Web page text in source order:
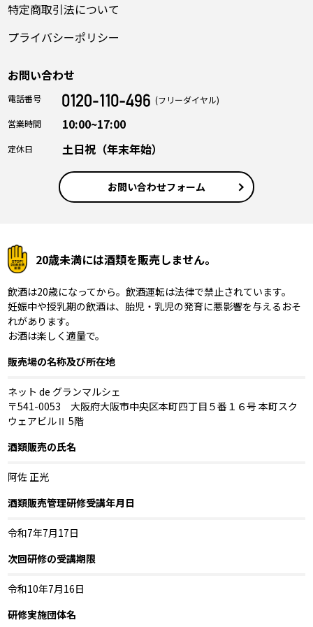
特定商取引法について
プライバシーポリシー
お問い合わせ
電話番号
(フリーダイヤル)
営業時間
10:00~17:00
定休日 土日祝（年末年始）
お問い合わせフォーム
20歳未満には酒類を販売しません。
飲酒は20歳になってから。飲酒運転は法律で禁止されています。
妊娠中や授乳期の飲酒は、胎児・乳児の発育に悪影響を与えるおそ
れがあります。
お酒は楽しく適量で。
販売場の名称及び所在地
ネット de グランマルシェ
〒541-0053 大阪府大阪市中央区本町四丁目５番１６号 本町スク
ウェアビルⅡ 5階
酒類販売の氏名
阿佐 正光
酒類販売管理研修受講年月日
令和7年7月17日
次回研修の受講期限
令和10年7月16日
研修実施団体名